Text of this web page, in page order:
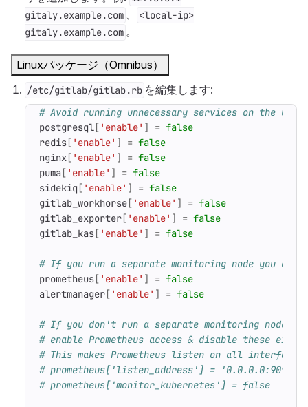
gitaly.example.com 、
<local-ip>
gitaly.example.com 。
Linuxパッケージ（Omnibus）
/etc/gitlab/gitlab.rb を編集します:
# Avoid running unnecessary services on the
postgresql[ 'enable' ] = false
redis[ 'enable' ] = false
nginx[ 'enable' ] = false
puma [ 'enable' ] = false
sidekiq [ 'enable' ] = false
gitlab_workhorse[ 'enable' ] = false
gitlab_exporter[ 'enable' ] = false
gitlab_kas[ 'enable' ] = false
# If you run a separate monitoring node you can
prometheus[ 'enable' ] = false
alertmanager[ 'enable' ] = false
# If you don't run a separate monitoring node
# enable Prometheus access & disable these
# This makes Prometheus listen on all
# prometheus['listen_address'] = '0.0.0.0:9090'
# prometheus['monitor_kubernetes'] = false